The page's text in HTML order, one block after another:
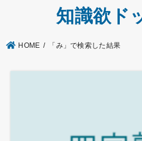
知識欲ド
HOME 「み」で検索した結果